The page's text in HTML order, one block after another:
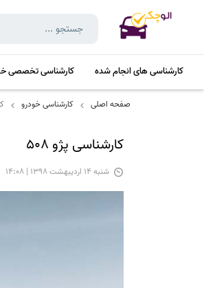
کارشناسی های انجام شده کارشناسی تخصصی
صفحه اصلی کارشناسی خودرو
کارشناسی پژو 508
شنبه 14 اردیبهشت 1398 | 14:08